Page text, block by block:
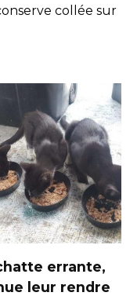
collée sur
errante,
leur rendre